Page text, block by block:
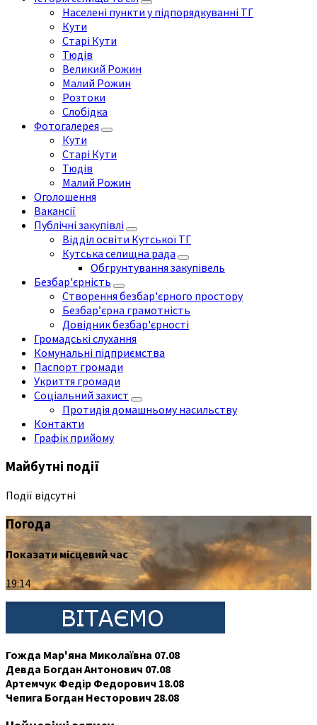
Населені пункти у підпорядкуванні ТГ
Кути
Старі Кути
Тюдів
Великий Рожин
Малий Рожин
Розтоки
Слобідка
Фотогалерея
Кути
Старі Кути
Тюдів
Малий Рожин
Оголошення
Вакансії
Публічні закупівлі
Відділ освіти Кутської ТГ
Кутська селищна рада
Обгрунтування закупівель
Безбар'єрність
Створення безбар'єрного простору
Безбар’єрна грамотність
Довідник безбар'єрності
Громадські слухання
Комунальні підприємства
Паспорт громади
Укриття громади
Соціальний захист
Протидія домашньому насильству
Контакти
Графік прийому
Майбутні події
Події відсутні
Погода
Показати місцевий час
19:14
Гожда Мар'яна Миколаївна 07.08
Девда Богдан Антонович 07.08
Артемчук Федір Федорович 18.08
Чепига Богдан Несторович 28.08